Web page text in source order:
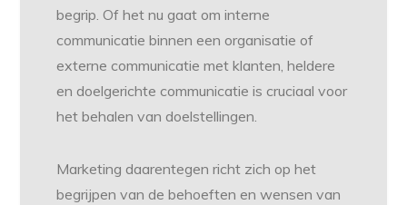
begrip. Of het nu gaat om interne
communicatie binnen een organisatie of
externe communicatie met klanten, heldere
en doelgerichte communicatie is cruciaal voor
het behalen van doelstellingen.
Marketing daarentegen richt zich op het
begrijpen van de behoeften en wensen van